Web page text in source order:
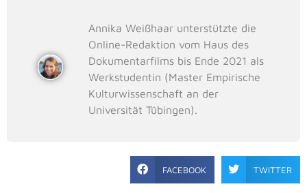
Annika Weißhaar unterstützte die
Online-Redaktion vom Haus des
Dokumentarfilms bis Ende 2021 als
Werkstudentin (Master Empirische
Kulturwissenschaft an der
Universität Tübingen).
FACEBOOK TWITTER